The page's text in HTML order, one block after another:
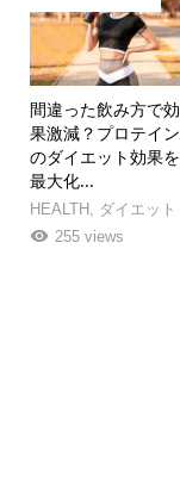
間違った飲み方で効
果激減？プロテイン
のダイエット効果を
最大化...
HEALTH , ダイエット
255 views